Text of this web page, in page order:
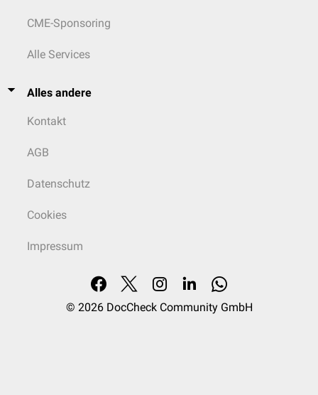
CME-Sponsoring
Alle Services
Alles andere
Kontakt
AGB
Datenschutz
Cookies
Impressum
© 2026 DocCheck Community GmbH